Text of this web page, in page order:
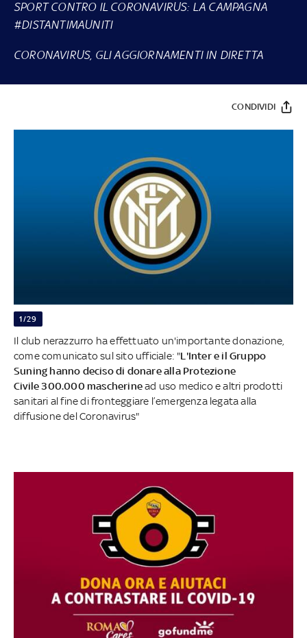
SPORT CONTRO IL CORONAVIRUS: LA CAMPAGNA
#DISTANTIMAUNITI
CORONAVIRUS, GLI AGGIORNAMENTI IN DIRETTA
CONDIVIDI
1/29
Il club nerazzurro ha effettuato un'importante donazione,
come comunicato sul sito ufficiale: "L'Inter e il Gruppo
Suning hanno deciso di donare alla Protezione
Civile 300.000 mascherinead uso medico e altri prodotti
sanitari al fine di fronteggiare l’emergenza legata alla
diffusione del Coronavirus"